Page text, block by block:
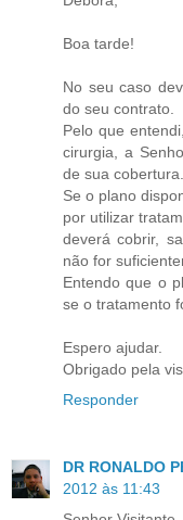
Boa tarde!
No seu caso
do seu contrato.
Pelo que
cirurgia, a
de sua cobertura.
Se o plano
por utilizar
deverá cobrir,
não for
Entendo que o
se o tratamento
Espero ajudar.
Obrigado pela
Responder
DR RONALDO
2012 às 11:43